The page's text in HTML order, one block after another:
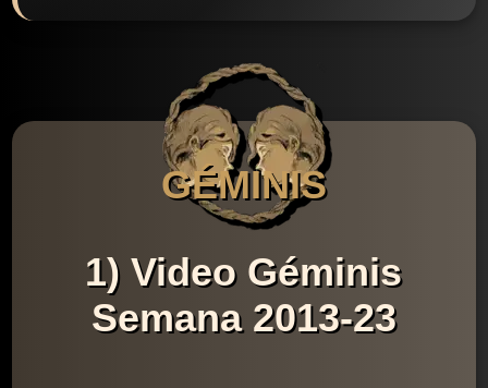
GÉMINIS
1) Video Géminis
Semana 2013-23